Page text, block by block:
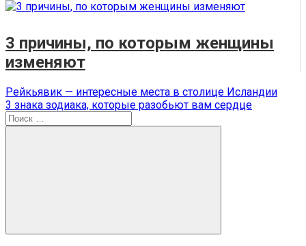
3 причины, по которым женщины
изменяют
Навигация
по
записям
Предыдущая
запись:
Рейкьявик — интересные места в столице Исландии
Следующая
запись:
3 знака зодиака, которые разобьют вам сердце
Поиск
для:
Поиск